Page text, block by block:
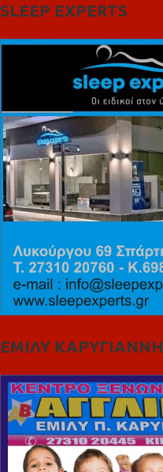
SLEEP EXPERTS
ΕΜΙΛΥ ΚΑΡΥΓΙΑΝΝΗ